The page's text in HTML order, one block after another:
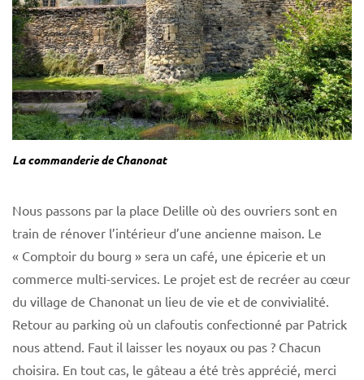
La commanderie de Chanonat
Nous passons par la place Delille où des ouvriers sont en
train de rénover l’intérieur d’une ancienne maison. Le
« Comptoir du bourg » sera un café, une épicerie et un
commerce multi-services. Le projet est de recréer au cœur
du village de Chanonat un lieu de vie et de convivialité.
Retour au parking où un clafoutis confectionné par Patrick
nous attend. Faut il laisser les noyaux ou pas ? Chacun
choisira. En tout cas, le gâteau a été très apprécié, merci